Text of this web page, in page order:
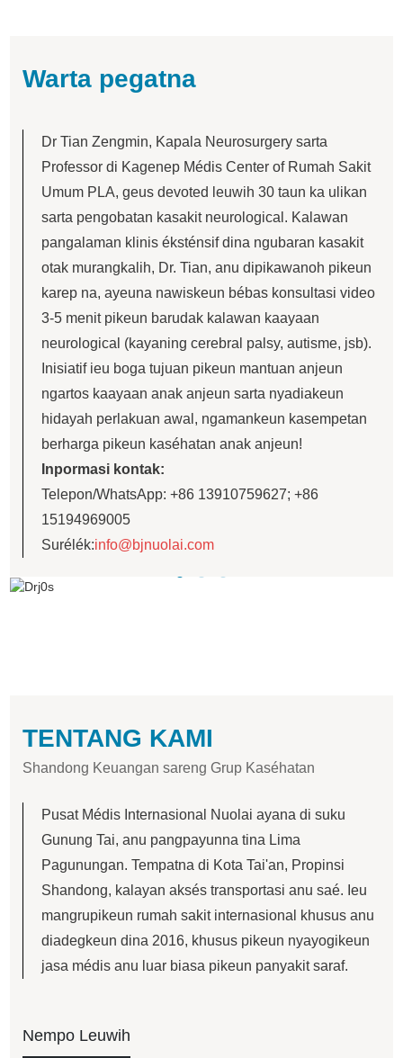
Warta pegatna
Dr Tian Zengmin, Kapala Neurosurgery sarta
Professor di Kagenep Médis Center of Rumah Sakit
Umum PLA, geus devoted leuwih 30 taun ka ulikan
sarta pengobatan kasakit neurological. Kalawan
pangalaman klinis éksténsif dina ngubaran kasakit
otak murangkalih, Dr. Tian, ​​anu dipikawanoh pikeun
karep na, ayeuna nawiskeun bébas konsultasi video
3-5 menit pikeun barudak kalawan kaayaan
neurological (kayaning cerebral palsy, autisme, jsb).
Inisiatif ieu boga tujuan pikeun mantuan anjeun
ngartos kaayaan anak anjeun sarta nyadiakeun
hidayah perlakuan awal, ngamankeun kasempetan
berharga pikeun kaséhatan anak anjeun!
Inpormasi kontak:
Telepon/WhatsApp: +86 13910759627; +86
15194969005
Surélék:info@bjnuolai.com
TENTANG KAMI
Shandong Keuangan sareng Grup Kaséhatan
Pusat Médis Internasional Nuolai ayana di suku
Gunung Tai, anu pangpayunna tina Lima
Pagunungan. Tempatna di Kota Tai'an, Propinsi
Shandong, kalayan aksés transportasi anu saé. Ieu
mangrupikeun rumah sakit internasional khusus anu
diadegkeun dina 2016, khusus pikeun nyayogikeun
jasa médis anu luar biasa pikeun panyakit saraf.
Nempo Leuwih